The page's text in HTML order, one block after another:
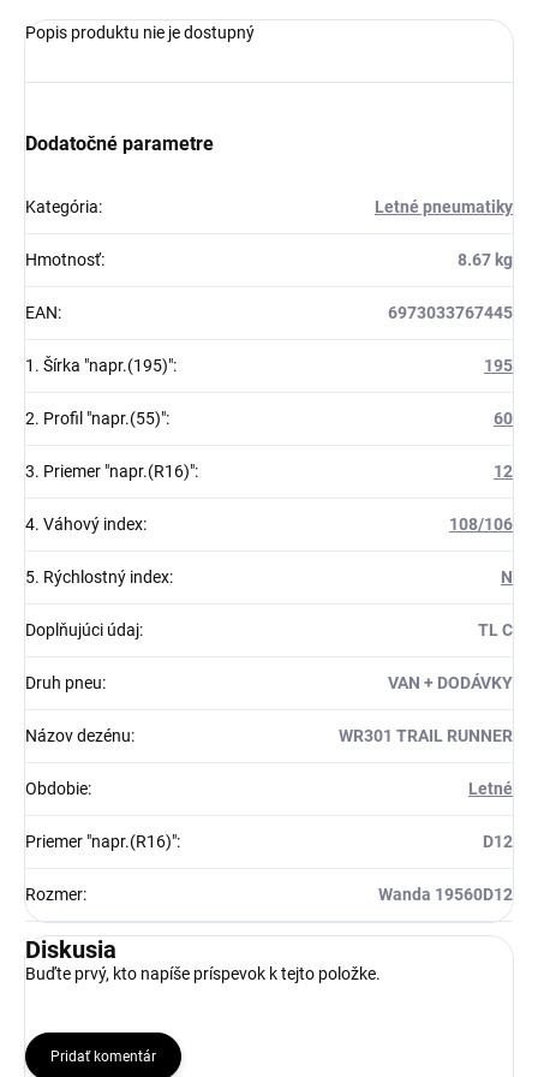
Popis produktu nie je dostupný
Dodatočné parametre
Kategória: Letné pneumatiky
Hmotnosť: 8.67 kg
EAN: 6973033767445
1. Šírka "napr.(195)": 195
2. Profil "napr.(55)": 60
3. Priemer "napr.(R16)": 12
4. Váhový index: 108/106
5. Rýchlostný index: N
Doplňujúci údaj: TL C
Druh pneu: VAN + DODÁVKY
Názov dezénu: WR301 TRAIL RUNNER
Obdobie: Letné
Priemer "napr.(R16)": D12
Rozmer: Wanda 19560D12
Diskusia
Buďte prvý, kto napíše príspevok k tejto položke.
Pridať komentár